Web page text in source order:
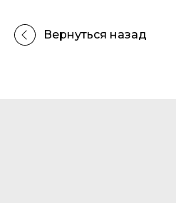
Вернуться назад